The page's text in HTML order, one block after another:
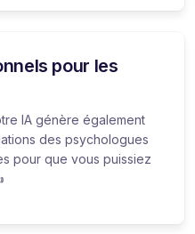
pour les
IA génère également
des psychologues
pour que vous puissiez